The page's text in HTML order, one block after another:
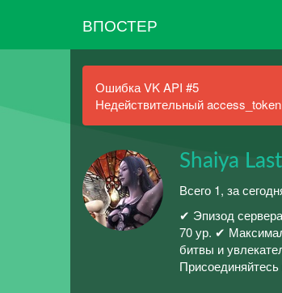
ВПОСТЕР
Ошибка VK API #5
Недействительный
Shaiya
Всего 1, за
✔ Эпизод
70 ур. ✔
битвы и